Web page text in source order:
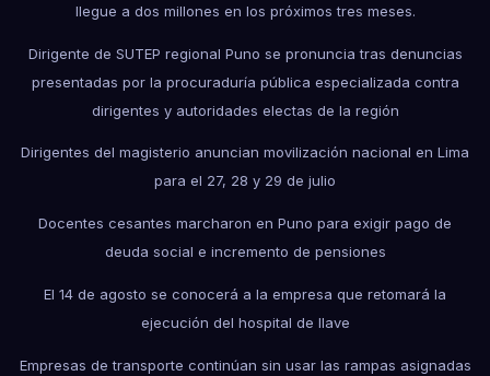
llegue a dos millones en los próximos tres meses.
Dirigente de SUTEP regional Puno se pronuncia tras denuncias
presentadas por la procuraduría pública especializada contra
dirigentes y autoridades electas de la región
Dirigentes del magisterio anuncian movilización nacional en Lima
para el 27, 28 y 29 de julio
Docentes cesantes marcharon en Puno para exigir pago de
deuda social e incremento de pensiones
El 14 de agosto se conocerá a la empresa que retomará la
ejecución del hospital de Ilave
Empresas de transporte continúan sin usar las rampas asignadas